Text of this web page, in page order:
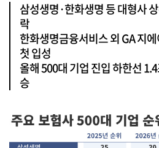
삼성생명·한화생명 등 대형사
락
한화생명금융서비스 외 GA 지
첫 입성
올해 500대 기업 진입 하한선
승